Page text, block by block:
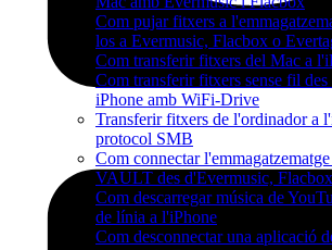
Com pujar fitxers a
los a Evermusic, Flacbox o
Com transferir fitxers del Mac a
Com transferir fitxers sense fil
iPhone amb WiFi-Drive
Transferir fitxers de l'ordinador a
protocol SMB
Com connectar
VAULT des d'Evermusic,
Com descarregar música de
de línia a l'iPhone
Com desconnectar una aplicació